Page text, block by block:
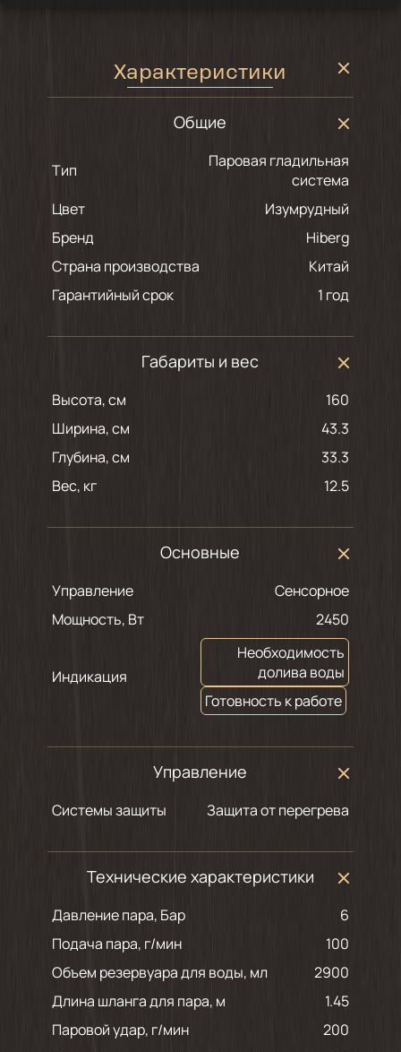
Характеристики
Общие
Тип
Паровая гладильная
система
Цвет
изумрудный
Бренд
Hiberg
Страна производства
Китай
Гарантийный срок
1 год
Габариты и вес
Высота, см
160
Ширина, см
43.3
Глубина, см
33.3
Вес, кг
12.5
Основные
Управление
Сенсорное
Мощность, Вт
2450
Индикация
Необходимость
долива воды
Готовность к работе
Управление
Системы защиты Защита от перегрева
Технические характеристики
Давление пара, Бар
6
Подача пара, г/мин
100
Объем резервуара для воды, мл
2900
Длина шланга для пара, м
1.45
Паровой удар, г/мин
200